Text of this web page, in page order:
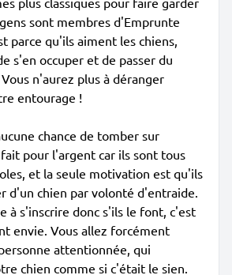
sont membres d'Emprunte
parce qu'ils aiment les chiens,
s'en occuper et de passer du
n'aurez plus à déranger
entourage !
chance de tomber sur
pour l'argent car ils sont tous
et la seule motivation est qu'ils
d'un chien par volonté d'entraide.
à s'inscrire donc s'ils le font, c'est
envie. Vous allez forcément
attentionnée, qui
chien comme si c'était le sien.